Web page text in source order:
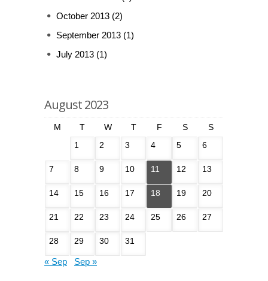
October 2013 (2)
September 2013 (1)
July 2013 (1)
August 2023
M T W T F S
S
1
2 3 4 5 6
7 8 9 10 11 12 13
14 15 16 17 18 19 20
21 22 23 24 25 26 27
28 29 30 31
« Sep Sep »